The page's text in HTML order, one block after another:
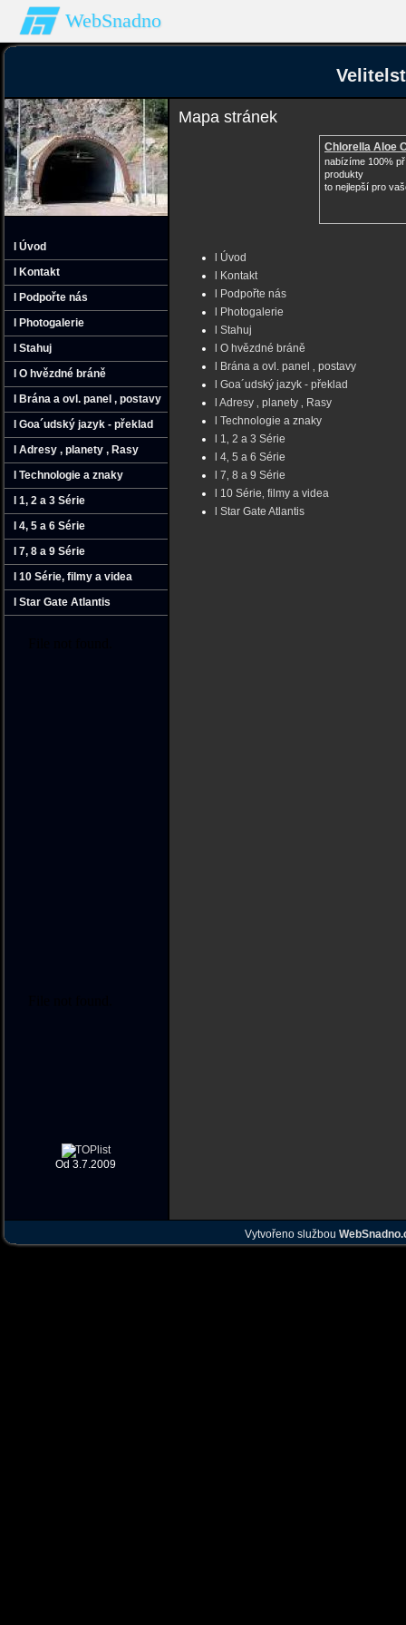
WebSnadno
l Úvod
l Kontakt
l Podpořte nás
l Photogalerie
l Stahuj
l O hvězdné bráně
l Brána a ovl. panel ‚ postavy
l Goa´udský jazyk - překlad
l Adresy ‚ planety ‚ Rasy
l Technologie a znaky
l 1‚ 2 a 3 Série
l 4‚ 5 a 6 Série
l 7‚ 8 a 9 Série
l 10 Série‚ filmy a videa
l Star Gate Atlantis
Od 3.7.2009
Mapa stránek
Chlorella Aloe
nabízíme 100%
produkty
to nejlepší pro
l Úvod
l Kontakt
l Podpořte nás
l Photogalerie
l Stahuj
l O hvězdné bráně
l Brána a ovl. panel ‚ postavy
l Goa´udský jazyk - překlad
l Adresy ‚ planety ‚ Rasy
l Technologie a znaky
l 1‚ 2 a 3 Série
l 4‚ 5 a 6 Série
l 7‚ 8 a 9 Série
l 10 Série‚ filmy a videa
l Star Gate Atlantis
Vytvořeno službou